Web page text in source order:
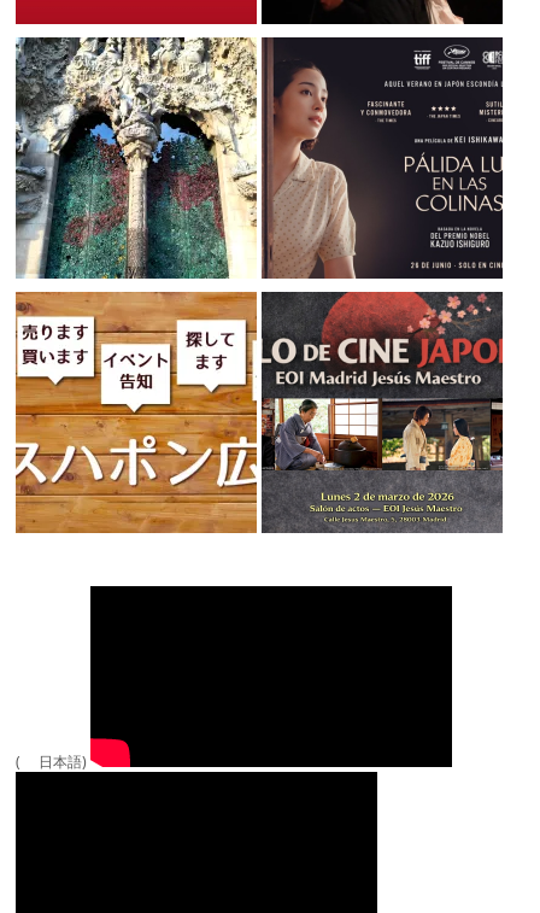
( 日本語)